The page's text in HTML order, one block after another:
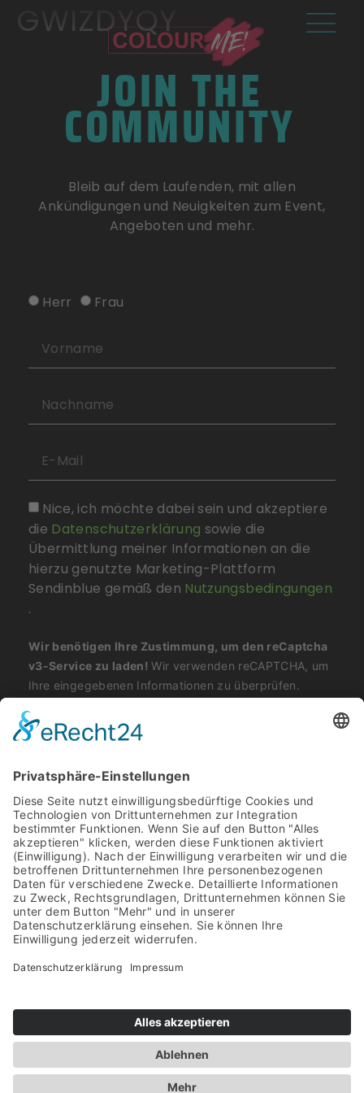
GWIZDYQY
JOIN THE
COMMUNITY
Bleib auf dem Laufenden, mit allen
Ankündigungen und Neuigkeiten zum Event,
Angeboten und mehr.
Herr Frau
Nice, ich möchte dabei sein und akzeptiere
die Datenschutzerklärung sowie die
Übermittlung meiner Informationen an die
hierzu genutzte Marketing-Plattform
Sendinblue gemäß den Nutzungsbedingungen
.
Wir benötigen Ihre Zustimmung, um den reCaptcha
v3-Service zu laden!Wir verwenden reCAPTCHA, um
Ihre eingegebenen Informationen zu überprüfen.
sammeln. Bitte lesen Sie die Details durch
stimmen Sie der Nutzung des Service zu
JETZT JOINEN
HOME ABOUT TICKETS
PARTYISLAND
TRAINPARTY
PARTYSHOTS
IMPRESSUM
DATENSCHUTZ
TICKETS KAUFEN
© 2021 – 2026 by D3